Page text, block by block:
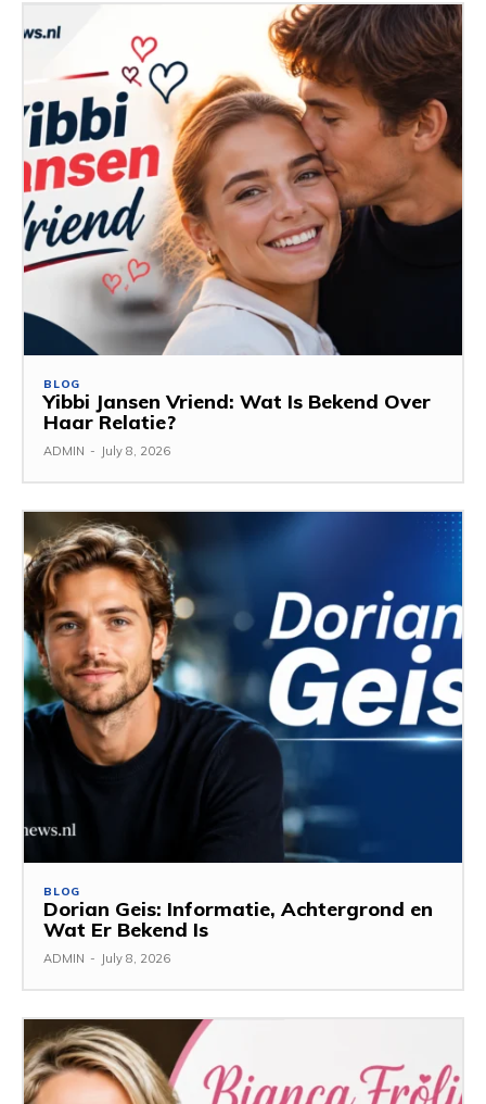
BLOG
Yibbi Jansen Vriend: Wat Is Bekend Over
Haar Relatie?
ADMIN - July 8, 2026
BLOG
Dorian Geis: Informatie, Achtergrond en
Wat Er Bekend Is
ADMIN - July 8, 2026